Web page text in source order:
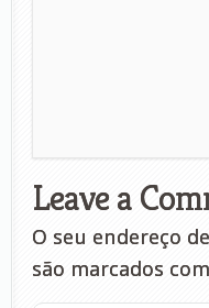
Leave a
O seu endereço
são marcados com